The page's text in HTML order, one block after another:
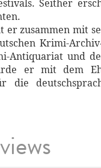
Seither
zusammen mit
Krimi-
Antiquariat und
er mit dem
die